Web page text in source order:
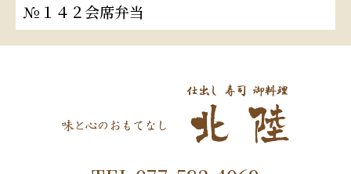
№１４２会席弁当